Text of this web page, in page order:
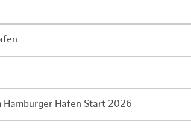
Hafen Start 2026